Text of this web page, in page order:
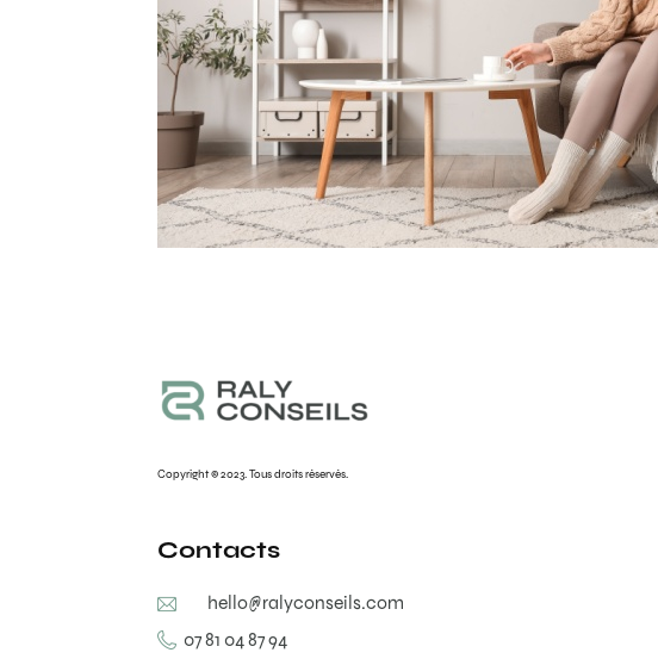
Copyright © 2023. Tous droits réservés.
Contacts
hello@ralyconseils.com
07 81 04 87 94